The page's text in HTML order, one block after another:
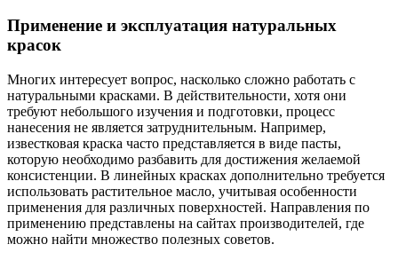
Применение и эксплуатация натуральных
красок
Многих интересует вопрос, насколько сложно работать с
натуральными красками. В действительности, хотя они
требуют небольшого изучения и подготовки, процесс
нанесения не является затруднительным. Например,
известковая краска часто представляется в виде пасты,
которую необходимо разбавить для достижения желаемой
консистенции. В линейных красках дополнительно требуется
использовать растительное масло, учитывая особенности
применения для различных поверхностей. Направления по
применению представлены на сайтах производителей, где
можно найти множество полезных советов.